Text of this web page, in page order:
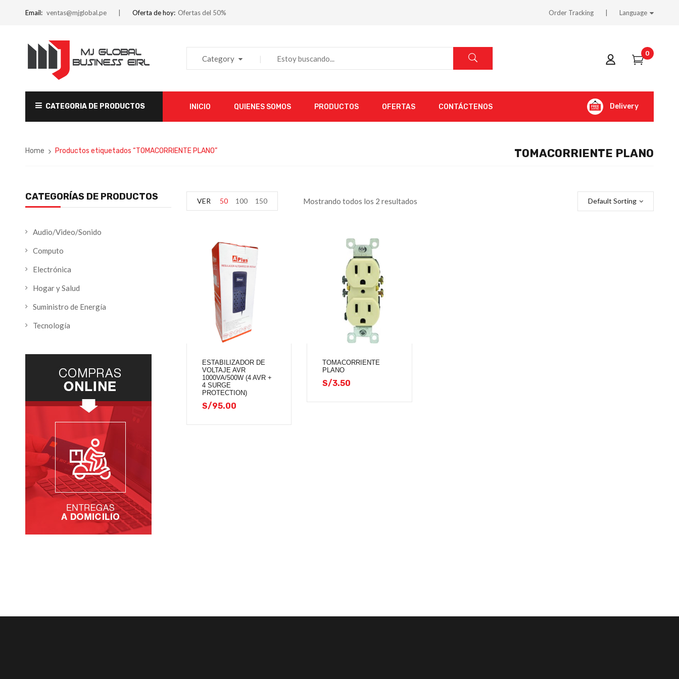
Email: ventas@mjglobal.pe Oferta de hoy: Ofertas del 50% Order Tracking Language
Category
0
CATEGORIA DE PRODUCTOS INICIO QUIENES SOMOS PRODUCTOS OFERTAS CONTÁCTENOS Delivery
Home Productos etiquetados “TOMACORRIENTE PLANO” TOMACORRIENTE PLANO
CATEGORÍAS DE PRODUCTOS
Audio/Video/Sonido
Computo
Electrónica
Hogar y Salud
Suministro de Energía
Tecnología
Mostrando todos los 2 resultados Default Sorting
VER 50 100 150
ESTABILIZADOR DE
VOLTAJE AVR
1000VA/500W (4 AVR +
4 SURGE
PROTECTION)
S/95.00
TOMACORRIENTE
PLANO
S/3.50